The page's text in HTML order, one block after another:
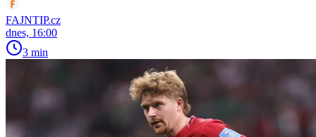
FAJNTIP.cz
dnes, 16:00
3 min